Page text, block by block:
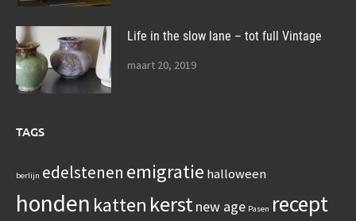
Life in the slow lane – tot full Vintage
maart 20, 2019
TAGS
berlijn edelstenen emigratie halloween
honden katten kerstnew age Pasen recept